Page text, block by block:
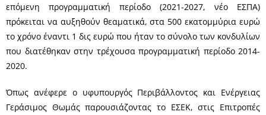
επόμενη προγραμματική περίοδο (2021-2027, νέο ΕΣΠΑ)
πρόκειται να αυξηθούν θεαματικά, στα 500 εκατομμύρια ευρώ
το χρόνο έναντι 1 δις ευρώ που ήταν το σύνολο των κονδυλίων
που διατέθηκαν στην τρέχουσα προγραμματική περίοδο 2014-
2020.
Όπως ανέφερε ο υφυπουργός Περιβάλλοντος και Ενέργειας
Γεράσιμος Θωμάς παρουσιάζοντας το ΕΣΕΚ, στις Επιτροπές